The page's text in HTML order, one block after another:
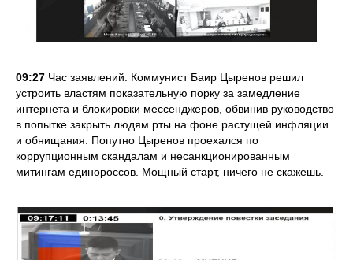
09:27 Час заявлений. Коммунист Баир Цыренов решил
устроить властям показательную порку за замедление
интернета и блокировки мессенджеров, обвинив руководство
в попытке закрыть людям рты на фоне растущей инфляции
и обнищания. Попутно Цыренов проехался по
коррупционным скандалам и несанкционированным
митингам единороссов. Мощный старт, ничего не скажешь.